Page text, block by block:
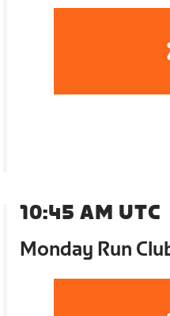
10:45 AM UTC
Monday Run